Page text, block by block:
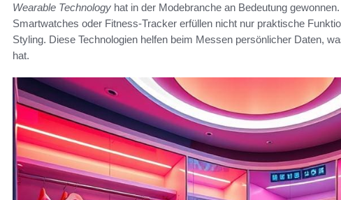
Wearable Technology hat in der Modebranche an Bedeutung
Smartwatches oder Fitness-Tracker erfüllen nicht nur praktische
Styling. Diese Technologien helfen beim Messen persönlicher Daten,
hat.